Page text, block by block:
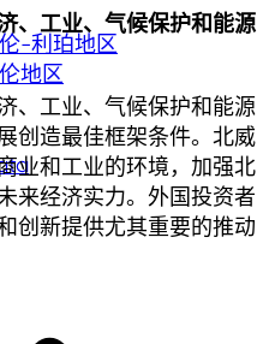
-利珀地区
地区
、工业、气候保护和能源
、工业、气候保护和能源
创造最佳框架条件。北威
业和工业的环境，加强北
来经济实力。外国投资者
创新提供尤其重要的推动